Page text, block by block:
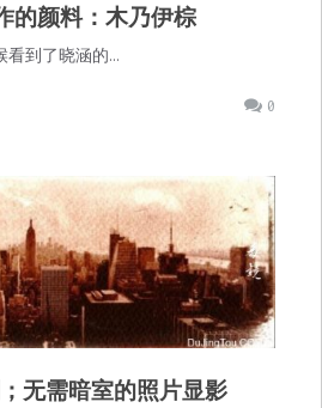
的颜料：木乃伊棕
看到了晓涵的…
0
无需暗室的照片显影